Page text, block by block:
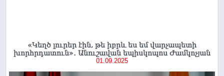
«Կեղծ լուրեր էին, թե իբրև ես եմ վարչապետի
խորհրդատուն»․ Անուշավան եպիսկոպոս Ժամկոչյան
01.09.2025